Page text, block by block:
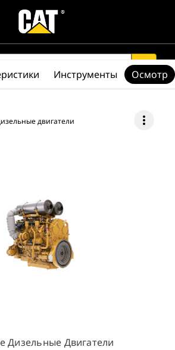
search
двигатели more_vert
Двигатели
Инструменты Осмотр